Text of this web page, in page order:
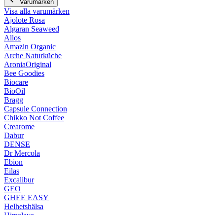
Varumärken
Visa alla varumärken
Ajolote Rosa
Algaran Seaweed
Allos
Amazin Organic
Arche Naturküche
AroniaOriginal
Bee Goodies
Biocare
BioOil
Bragg
Capsule Connection
Chikko Not Coffee
Crearome
Dabur
DENSE
Dr Mercola
Ebion
Eilas
Excalibur
GEO
GHEE EASY
Helhetshälsa